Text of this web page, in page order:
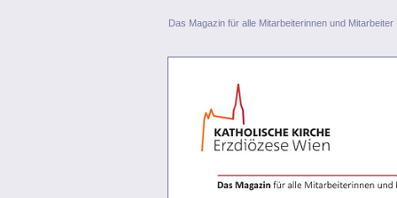
Das Magazin für alle Mitarbeiterinnen und Mitarbeiter